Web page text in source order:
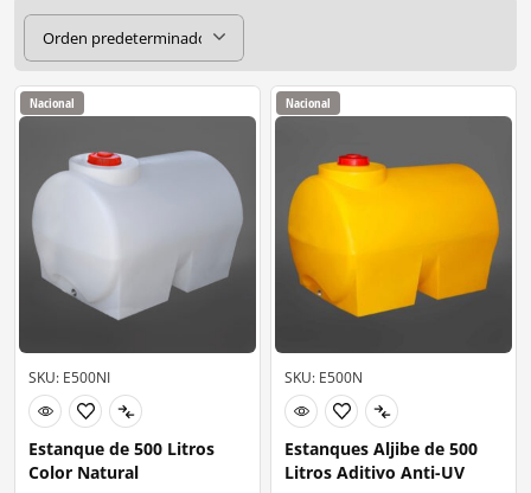
SKU: E500NI
Nacional
Estanque de 500 Litros
Color Natural
SKU: E500N
Nacional
Estanques Aljibe de 500
Litros Aditivo Anti-UV